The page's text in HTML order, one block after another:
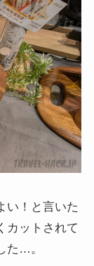
い！と言いた
カットされて
た…。